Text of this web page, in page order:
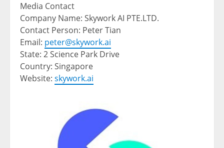
Media Contact
Company Name: Skywork AI PTE.LTD.
Contact Person: Peter Tian
Email: peter@skywork.ai
State: 2 Science Park Drive
Country: Singapore
Website: skywork.ai